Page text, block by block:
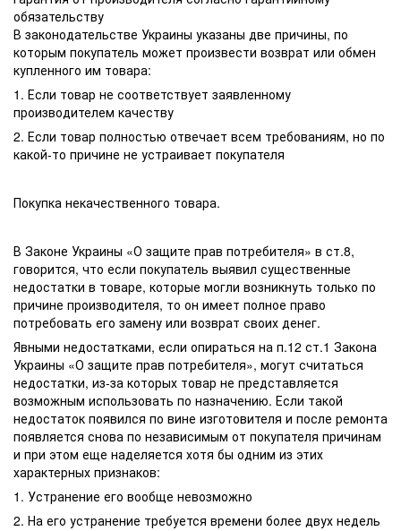
обязательству
В законодательстве Украины указаны две причины, по
которым покупатель может произвести возврат или обмен
купленного им товара:
1. Если товар не соответствует заявленному
производителем качеству
2. Если товар полностью отвечает всем требованиям, но по
какой-то причине не устраивает покупателя
Покупка некачественного товара.
В Законе Украины «О защите прав потребителя» в ст.8,
говорится, что если покупатель выявил существенные
недостатки в товаре, которые могли возникнуть только по
причине производителя, то он имеет полное право
потребовать его замену или возврат своих денег.
Явными недостатками, если опираться на п.12 ст.1 Закона
Украины «О защите прав потребителя», могут считаться
недостатки, из-за которых товар не представляется
возможным использовать по назначению. Если такой
недостаток появился по вине изготовителя и после ремонта
появляется снова по независимым от покупателя причинам
и при этом еще наделяется хотя бы одним из этих
характерных признаков:
1. Устранение его вообще невозможно
2. На его устранение требуется времени более двух недель